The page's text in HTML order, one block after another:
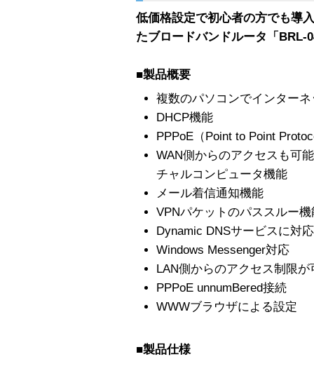
低価格設定で初心者の方でも導
たブロードバンドルータ「BRL-
■製品概要
複数のパソコンでインター
DHCP機能
PPPoE（Point to Point
WAN側からのアクセスも可
チャルコンピュータ機能
メール着信通知機能
VPNパケットのパススルー機
Dynamic DNSサービスに対応
Windows Messenger対応
LAN側からのアクセス制限が
PPPoE unnumBered接続
WWWブラウザによる設定
■製品仕様